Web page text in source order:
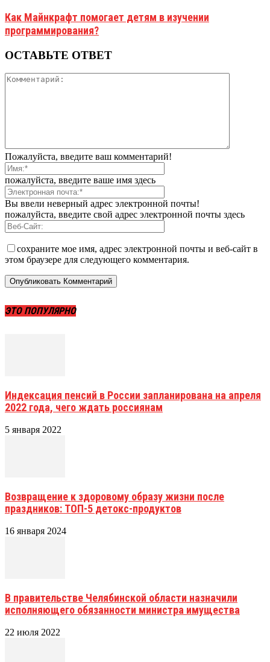
Как Майнкрафт помогает детям в изучении
программирования?
ОСТАВЬТЕ ОТВЕТ
Пожалуйста, введите ваш комментарий!
пожалуйста, введите ваше имя здесь
Вы ввели неверный адрес электронной почты!
пожалуйста, введите свой адрес электронной почты здесь
сохраните мое имя, адрес электронной почты и веб-сайт в
этом браузере для следующего комментария.
ЭТО ПОПУЛЯРНО
Индексация пенсий в России запланирована на апреля
2022 года, чего ждать россиянам
5 января 2022
Возвращение к здоровому образу жизни после
праздников: ТОП-5 детокс-продуктов
16 января 2024
В правительстве Челябинской области назначили
исполняющего обязанности министра имущества
22 июля 2022